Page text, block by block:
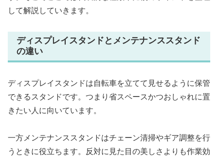
して解説していきます。
ディスプレイスタンドとメンテナンススタンド
の違い
ディスプレイスタンドは自転車を立てて見せるように保管
できるスタンドです。つまり省スペースかつおしゃれに置
きたい人に向いています。
一方メンテナンススタンドはチェーン清掃やギア調整を行
うときに役立ちます。反対に見た目の美しさよりも作業効